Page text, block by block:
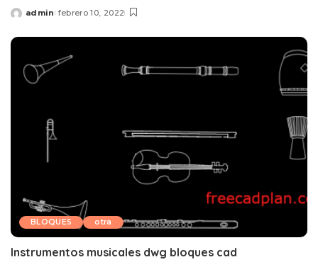
Posted
admin febrero 10, 2022
BLOQUES otra
Instrumentos musicales dwg bloques cad